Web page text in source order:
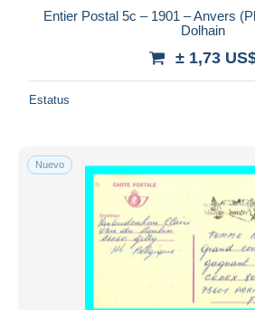
Entier Postal 5c – 1901 – Anvers
Dolhain
± 1,73
Estatus
Nuevo